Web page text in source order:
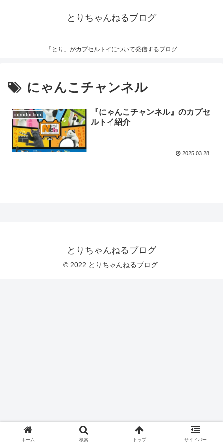
とりちゃんねるブログ
「とり」がカプセルトイについて発信するブログ
にゃんこチャンネル
introduction
『にゃんこチャンネル』のカプセ
ルトイ紹介
2025.03.28
とりちゃんねるブログ
© 2022 とりちゃんねるブログ.
ホーム 検索 トップ サイドバー